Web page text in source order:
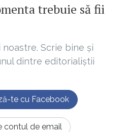
trebuie să fii
Scrie bine și
dintre editorialiștii
te cu Facebook
contul de email